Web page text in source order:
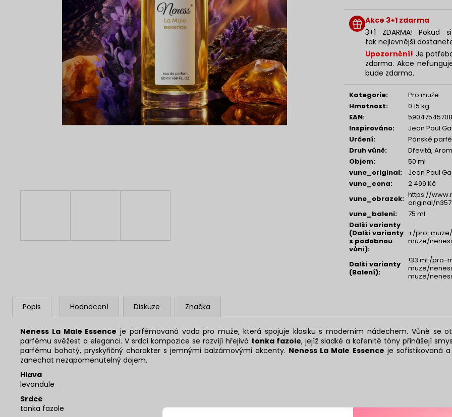
cena:
Akce 3+1 zdarma
3+1 ZDARMA!
tak nejlevnější
Upozornění! Je
zdarma. Akce
bude zdarma.
Kategorie:
Pro muže
Hmotnost:
0.15 kg
EAN:
Inspirováno:
Jean Paul
Určení:
Pánské
Druh vůně:
Dřevitá,
Objem:
50 ml
vune_original:
Jean Paul
vune_cena:
2 499 Kč
vune_obrazek: https://
original/
vune_baleni:
75 ml
Další varianty
(Další varianty
s podobnou
vůní):
+/pro-
muze/
Další varianty
(Balení):
!33 ml:/pro-
muze/
muze/
Popis Hodnocení Diskuze Značka
Neness La Male Essence je parfémovaná voda pro muže, která spojuje klasiku s moderním nádechem. Vůně se
parfému svěžest a eleganci. V srdci kompozice se rozvíjí hřejivá tonka fazole, jejíž sladké a kořenité tóny přinášejí
parfému bohatý, pryskyřičný charakter s jemnými balzámovými akcenty. Neness La Male Essence je sofistikovaná
zanechat nezapomenutelný dojem.
Hlava
levandule
Srdce
tonka fazole
NENESS P'DOXE
129 Kč
SOL DE VERANO DRAGON BLOOM BODY
MIST
299 Kč
129 Kč